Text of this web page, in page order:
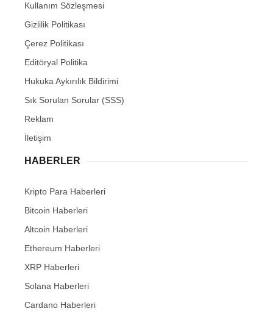
Kullanım Sözleşmesi
Gizlilik Politikası
Çerez Politikası
Editöryal Politika
Hukuka Aykırılık Bildirimi
Sık Sorulan Sorular (SSS)
Reklam
İletişim
HABERLER
Kripto Para Haberleri
Bitcoin Haberleri
Altcoin Haberleri
Ethereum Haberleri
XRP Haberleri
Solana Haberleri
Cardano Haberleri